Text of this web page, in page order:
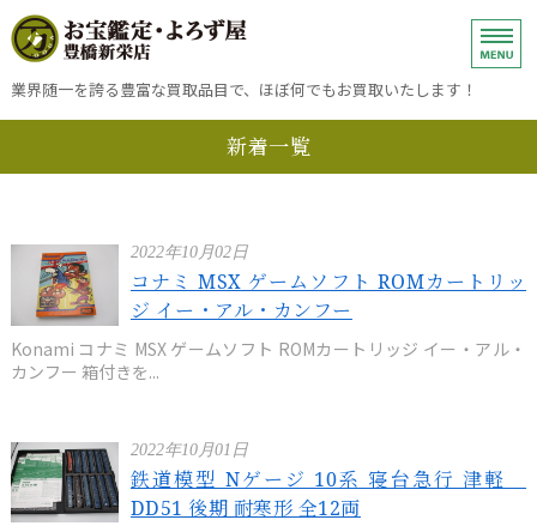
ブランド品、金、プラチナ・銀
業界随一を誇る豊富な買取品目で、ほぼ何でもお買取いたします！
ブランドバッグ・小物・時計の売却
買取方法
お問い合わせ
新着一覧
2022年10月02日
コナミ MSX ゲームソフト ROMカートリッ
ジ イー・アル・カンフー
Konami コナミ MSX ゲームソフト ROMカートリッジ イー・アル・
カンフー 箱付きを...
2022年10月01日
鉄道模型 Nゲージ 10系 寝台急行 津軽
DD51 後期 耐寒形 全12両